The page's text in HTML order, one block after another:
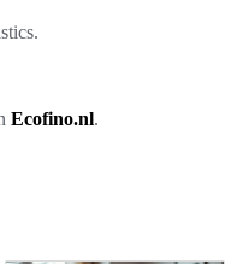
Ecofino.nl.